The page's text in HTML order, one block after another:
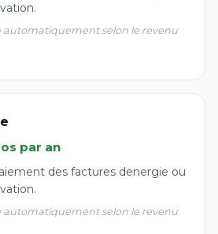
automatiquement selon le revenu
par an
des factures denergie ou
automatiquement selon le revenu